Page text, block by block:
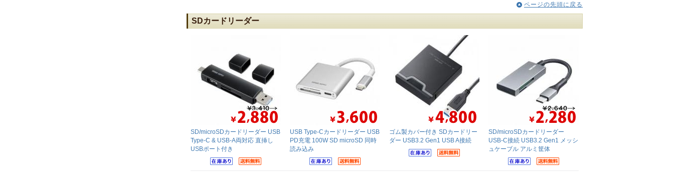
ページの先頭に戻る
SDカードリーダー
SD/microSDカードリーダー USB
Type-C & USB-A両対応 直挿し
USBポート付き
USB Type-Cカードリーダー USB
PD充電 100W SD microSD 同時
読み込み
ゴム製カバー付き SDカードリー
ダー USB3.2 Gen1 USB A接続
SD/microSDカードリーダー
USB-C接続 USB3.2 Gen1 メッシ
ュケーブル アルミ筐体